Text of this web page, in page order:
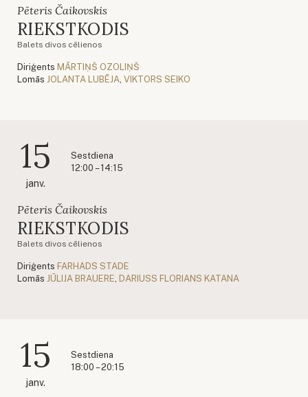
Pēteris Čaikovskis
RIEKSTKODIS
Balets divos cēlienos
Diriģents MĀRTIŅŠ OZOLIŅŠ
Lomās JOLANTA LUBĒJA VIKTORS SEIKO
15
janv.
Sestdiena
12:00 – 14:15
Pēteris Čaikovskis
RIEKSTKODIS
Balets divos cēlienos
Diriģents FARHADS STADE
Lomās JŪLIJA BRAUERE DARIUSS FLORIANS KATANA
15
janv.
Sestdiena
18:00 – 20:15